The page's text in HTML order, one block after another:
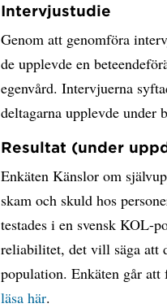
Intervjustudie
Genom att genomföra
de upplevde en
egenvård. Intervjuerna
deltagarna upplevde under
Resultat (under
Enkäten Känslor om
skam och skuld hos
testades i en svensk KOL-
reliabilitet, det vill säga att
population. Enkäten går
läsa här.